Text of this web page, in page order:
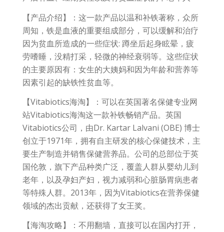
【产品介绍】：这一款产品以温和补铁著称，众所
周知，铁是血液的重要组成部分，可以缓解和治疗
因为贫血所造成的一些症状: 蹲坐后起身眩晕，疲
劳嗜睡，没精打采，轻微的神经衰弱等。这些症状
的主要原因有：女生的大姨妈和因为年龄和营养等
因素引起的缺铁性贫血等。
【Vitabiotics海淘】：可以在英国著名保健专业网
站Vitabiotics海淘这一款补铁畅销产品。英国
Vitabiotics公司，由Dr. Kartar Lalvani (OBE) 博士
创立于1971年，拥有自主研发的核心保健技术，主
要生产制造并销售保健营养品。公司的总部位于英
国伦敦，旗下产品种类广泛，覆盖人群从婴幼儿到
老年，以及孕妇产妇，视力减弱和心脏肠胃病患者
等特殊人群。2013年，因为Vitabiotics在营养保健
领域的杰出贡献，还获得了女王奖。
【海淘攻略】：不用翻墙，直接可以在国内打开，